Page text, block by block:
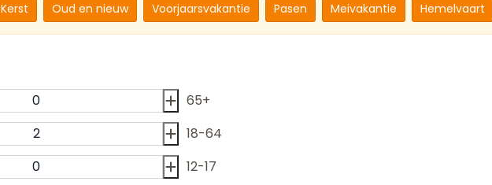
Kerst Oud en nieuw Voorjaarsvakantie Pasen Meivakantie Hemelvaart
65+
18-64
12-17